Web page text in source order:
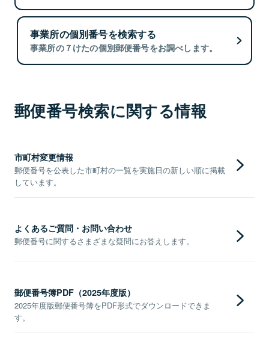
事業所の個別番号を検索する
事業所の７けたの個別郵便番号をお調べします。
郵便番号検索に関する情報
市町村変更情報
郵便番号を公表した市町村の一覧を実施日の新しい順に掲載
しています。
よくあるご質問・お問い合わせ
郵便番号に関するさまざまな疑問にお答えします。
郵便番号簿PDF（2025年度版）
2025年度版郵便番号簿をPDF形式でダウンロードできま
す。